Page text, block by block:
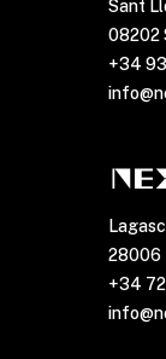
Sant
08202
+34
28006
+34